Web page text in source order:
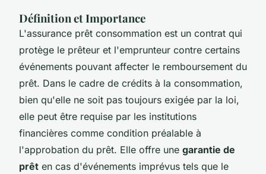
Définition et Importance
L'assurance prêt consommation est un contrat qui
protège le prêteur et l'emprunteur contre certains
événements pouvant affecter le remboursement du
prêt. Dans le cadre de crédits à la consommation,
bien qu'elle ne soit pas toujours exigée par la loi,
elle peut être requise par les institutions
financières comme condition préalable à
l'approbation du prêt. Elle offre une garantie de
prêt en cas d'événements imprévus tels que le